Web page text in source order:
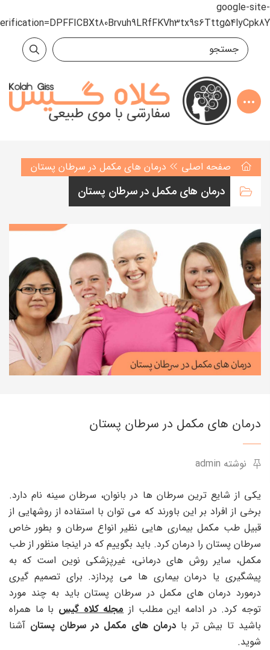
google-site-
صفحه اصلی درمان های مکمل در سرطان پستان
درمان های مکمل در سرطان پستان
درمان های مکمل در سرطان پستان
نوشته admin
یکی از شایع ترین سرطان ها در بانوان، سرطان سینه نام دارد.
برخی از افراد بر این باورند که می توان با استفاده از روشهایی از
قبیل طب مکمل بیماری هایی نظیر انواع سرطان و بطور خاص
سرطان پستان را درمان کرد. باید بگوییم که در اینجا منظور از طب
مکمل، سایر روش ­های درمانی، غیرپزشکی نوین است که به
پیشگیری یا درمان بیماری­ ها می پردازد. برای تصمیم گیری
درمورد درمان های مکمل در سرطان پستان باید به چند مورد
توجه کرد. در ادامه این مطلب ازمجله کلاه گیس با ما همراه
باشید تا بیش تر با درمان های مکمل در سرطان پستان آشنا
شوید.